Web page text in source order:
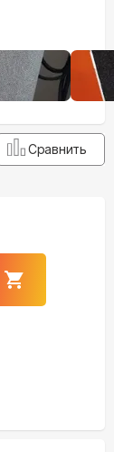
Сравнить